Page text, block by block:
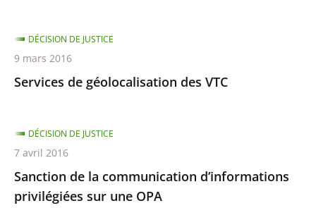
Services de géolocalisation des VTC
DÉCISION DE JUSTICE
9 mars 2016
Sanction de la communication d’informations
privilégiées sur une OPA
DÉCISION DE JUSTICE
7 avril 2016